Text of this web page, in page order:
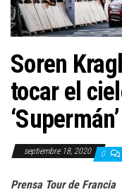
Soren
tocar el
septiembre 18, 2020 0
Prensa Tour de Francia